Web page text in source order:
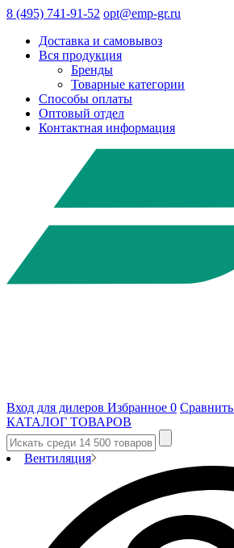
8 (495) 741-91-52 opt@emp-gr.ru
Доставка и самовывоз
Вся продукция
Бренды
Товарные категории
Способы оплаты
Оптовый отдел
Контактная информация
Вход для дилеров Избранное 0 Сравнить
КАТАЛОГ ТОВАРОВ
Вентиляция